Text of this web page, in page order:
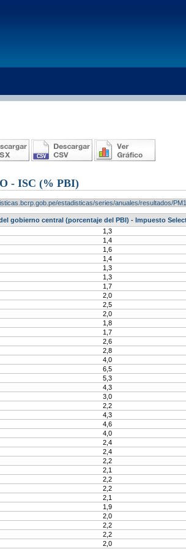
- ISC (% PBI)
estadisticas/series/anuales/resultados/
gobierno central (porcentaje del PBI) - Impuesto
1,3
1,4
1,6
1,4
1,3
1,3
1,7
2,0
2,5
2,0
1,8
1,7
2,6
2,8
4,0
6,5
5,3
4,3
3,0
2,2
4,3
4,6
4,0
2,4
2,4
2,2
2,1
2,2
2,2
2,1
1,9
2,0
2,2
2,2
2,0